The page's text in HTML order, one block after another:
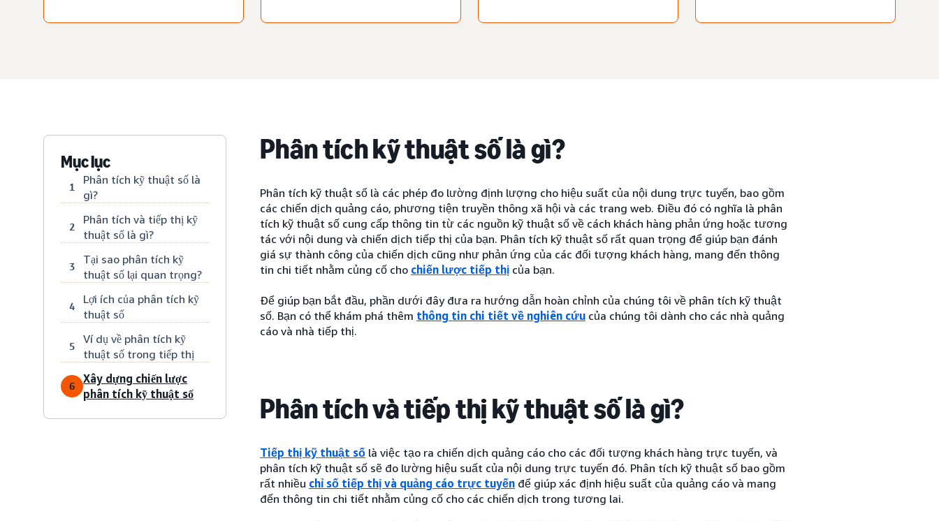
Mục lục
1
Phân tích kỹ thuật số là
gì?
2
Phân tích và tiếp thị kỹ
thuật số là gì?
3
Tại sao phân tích kỹ
thuật số lại quan trọng?
4
Lợi ích của phân tích kỹ
thuật số
5
Ví dụ về phân tích kỹ
thuật số trong tiếp thị
6
Xây dựng chiến lược
phân tích kỹ thuật số
Phân tích kỹ thuật số là gì?
Phân tích kỹ thuật số là các phép đo lường định lượng cho hiệu suất của nội dung trực tuyến, bao gồm
các chiến dịch quảng cáo, phương tiện truyền thông xã hội và các trang web. Điều đó có nghĩa là phân
tích kỹ thuật số cung cấp thông tin từ các nguồn kỹ thuật số về cách khách hàng phản ứng hoặc tương
tác với nội dung và chiến dịch tiếp thị của bạn. Phân tích kỹ thuật số rất quan trọng để giúp bạn đánh
giá sự thành công của chiến dịch cũng như phản ứng của các đối tượng khách hàng, mang đến thông
tin chi tiết nhằm củng cố cho chiến lược tiếp thị của bạn.
Để giúp bạn bắt đầu, phần dưới đây đưa ra hướng dẫn hoàn chỉnh của chúng tôi về phân tích kỹ thuật
số. Bạn có thể khám phá thêm thông tin chi tiết về nghiên cứu của chúng tôi dành cho các nhà quảng
cáo và nhà tiếp thị.
Phân tích và tiếp thị kỹ thuật số là gì?
Tiếp thị kỹ thuật số là việc tạo ra chiến dịch quảng cáo cho các đối tượng khách hàng trực tuyến, và
phân tích kỹ thuật số sẽ đo lường hiệu suất của nội dung trực tuyến đó. Phân tích kỹ thuật số bao gồm
rất nhiều chỉ số tiếp thị và quảng cáo trực tuyến để giúp xác định hiệu suất của quảng cáo và mang
đến thông tin chi tiết nhằm củng cố cho các chiến dịch trong tương lai.